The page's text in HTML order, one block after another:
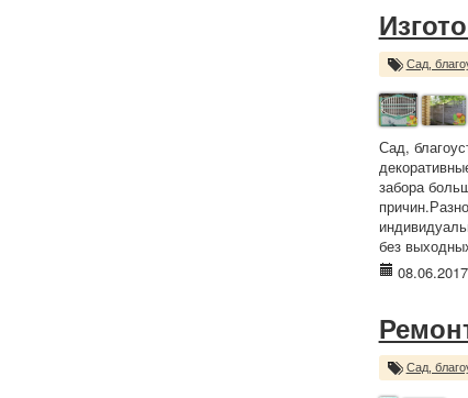
Сад,
Сад,
забора
без
Сад,